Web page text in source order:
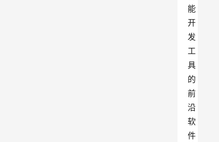
能
开
发
工
具
的
前
沿
软
件